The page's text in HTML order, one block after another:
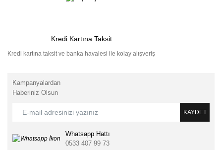
Kredi Kartına Taksit
Kredi kartına taksit ve banka havalesi ile kolay alışveriş
Kampanyalardan
Haberiniz Olsun
KAYDET
Whatsapp Hattı
0533 407 99 73